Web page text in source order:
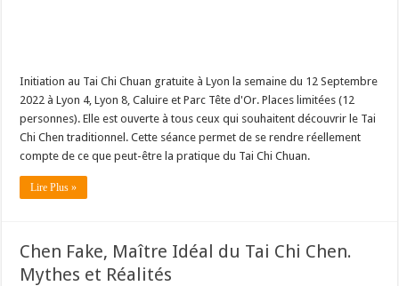
Initiation au Tai Chi Chuan gratuite à Lyon la semaine du 12 Septembre
2022 à Lyon 4, Lyon 8, Caluire et Parc Tête d'Or. Places limitées (12
personnes). Elle est ouverte à tous ceux qui souhaitent découvrir le Tai
Chi Chen traditionnel. Cette séance permet de se rendre réellement
compte de ce que peut-être la pratique du Tai Chi Chuan.
Lire Plus »
Chen Fake, Maître Idéal du Tai Chi Chen.
Mythes et Réalités